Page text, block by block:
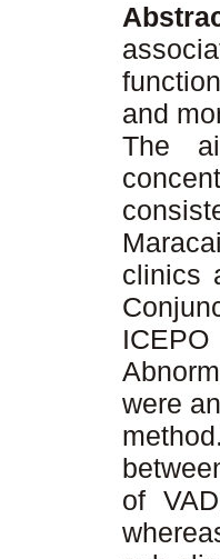
and
The
clinics
were
of